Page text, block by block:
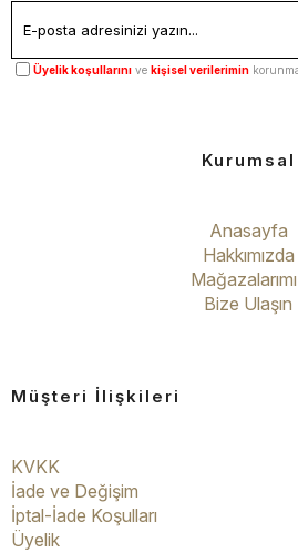
Üyelik koşullarını ve kişisel verilerimin
Kurumsal
Anasayfa
Hakkımızda
Bize Ulaşın
Müşteri İlişkileri
KVKK
İade ve Değişim
İptal-İade Koşulları
Üyelik